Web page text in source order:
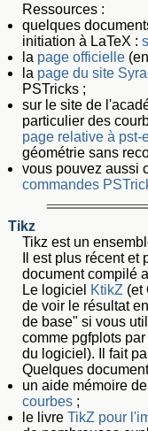
Ressources :
quelques
initiation à LaTeX :
la page officielle
la page du site
PSTricks ;
sur le site de
particulier des
page relative à pst-
géométrie sans
vous pouvez aussi
commandes
Tikz
Tikz est un
Il est plus récent
document compilé
Le logiciel KtikZ (et
de voir le résultat
de base" si vous
comme pgfplots
du logiciel). Il fait
Quelques
un aide mémoire
courbes;
le livre TikZ pour